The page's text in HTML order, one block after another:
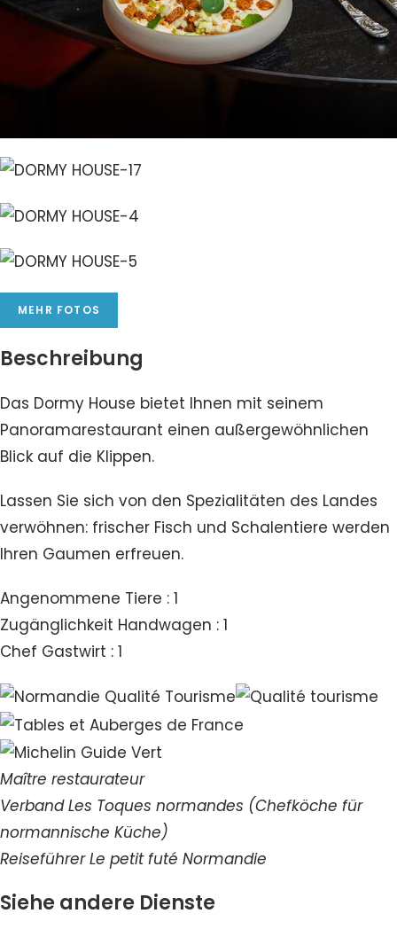
MEHR FOTOS
Beschreibung
Das Dormy House bietet Ihnen mit seinem
Panoramarestaurant einen außergewöhnlichen
Blick auf die Klippen.
Lassen Sie sich von den Spezialitäten des Landes
verwöhnen: frischer Fisch und Schalentiere werden
Ihren Gaumen erfreuen.
Angenommene Tiere : 1
Zugänglichkeit Handwagen : 1
Chef Gastwirt : 1
Maître restaurateur
Verband Les Toques normandes (Chefköche für
normannische Küche)
Reiseführer Le petit futé Normandie
Siehe andere Dienste